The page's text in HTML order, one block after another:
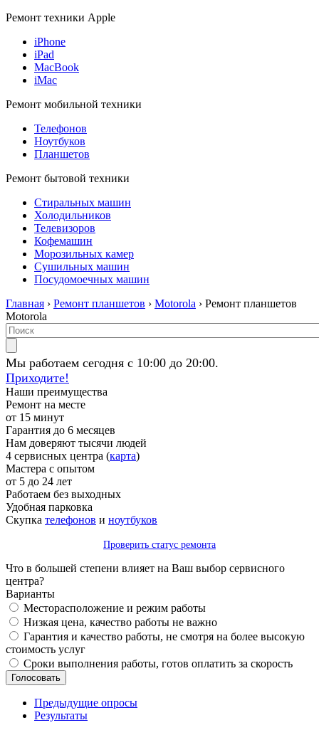
Ремонт техники Apple
iPhone
iPad
MacBook
iMac
Ремонт мобильной техники
Телефонов
Ноутбуков
Планшетов
Ремонт бытовой техники
Стиральных машин
Холодильников
Телевизоров
Кофемашин
Морозильных камер
Сушильных машин
Посудомоечных машин
Главная › Ремонт планшетов › Motorola › Ремонт планшетов
Motorola
Мы работаем сегодня с 10:00 до 20:00.
Приходите!
Наши преимущества
Ремонт на месте
от 15 минут
Гарантия до 6 месяцев
Нам доверяют тысячи людей
4 сервисных центра (карта)
Мастера с опытом
от 5 до 24 лет
Работаем без выходных
Удобная парковка
Скупка телефонов и ноутбуков
Проверить статус ремонта
Что в большей степени влияет на Ваш выбор сервисного
центра?
Варианты
Месторасположение и режим работы
Низкая цена, качество работы не важно
Гарантия и качество работы, не смотря на более высокую
стоимость услуг
Сроки выполнения работы, готов оплатить за скорость
Предыдущие опросы
Результаты